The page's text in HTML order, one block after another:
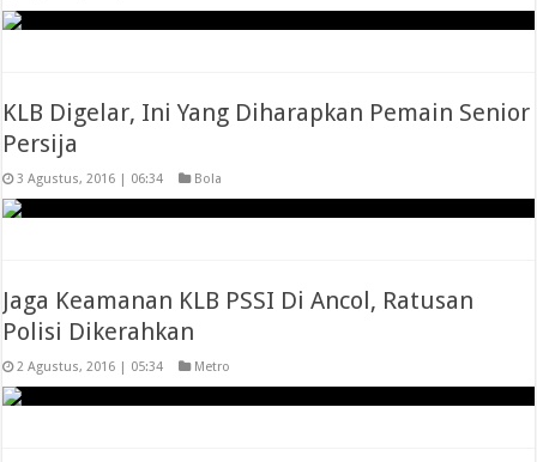
KLB Digelar, Ini Yang Diharapkan Pemain Senior
Persija
3 Agustus, 2016 | 06:34 Bola
Jaga Keamanan KLB PSSI Di Ancol, Ratusan
Polisi Dikerahkan
2 Agustus, 2016 | 05:34 Metro